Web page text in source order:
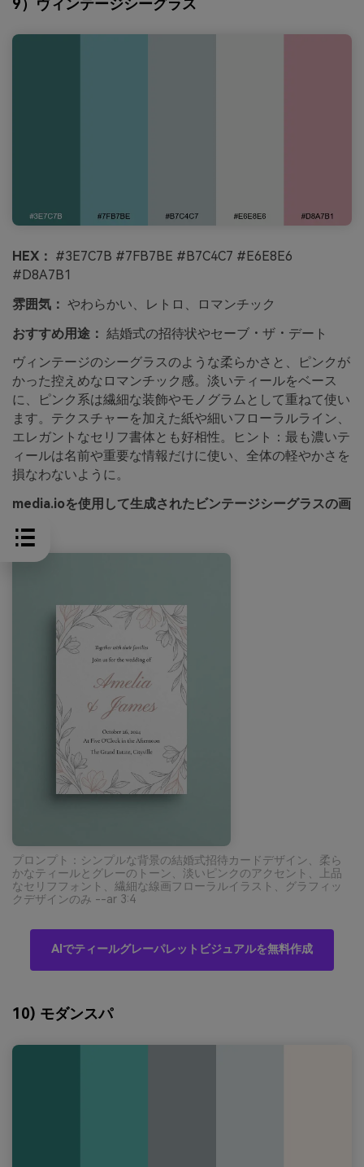
9）ヴィンテージシーグラス
HEX： #3E7C7B #7FB7BE #B7C4C7 #E6E8E6
#D8A7B1
雰囲気： やわらかい、レトロ、ロマンチック
おすすめ用途： 結婚式の招待状やセーブ・ザ・デート
ヴィンテージのシーグラスのような柔らかさと、ピンクが
かった控えめなロマンチック感。淡いティールをベース
に、ピンク系は繊細な装飾やモノグラムとして重ねて使い
ます。テクスチャーを加えた紙や細いフローラルライン、
エレガントなセリフ書体とも好相性。ヒント：最も濃いテ
ィールは名前や重要な情報だけに使い、全体の軽やかさを
損なわないように。
media.ioを使用して生成されたビンテージシーグラスの画
プロンプト：シンプルな背景の結婚式招待カードデザイン、柔ら
かなティールとグレーのトーン、淡いピンクのアクセント、上品
なセリフフォント、繊細な線画フローラルイラスト、グラフィッ
クデザインのみ --ar 3:4
AIでティールグレーパレットビジュアルを無料作成
10) モダンスパ